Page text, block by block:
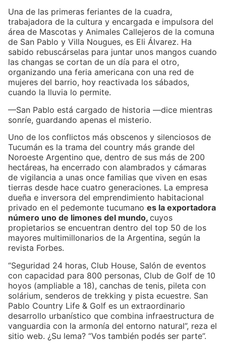
Una de las primeras feriantes de la cuadra,
trabajadora de la cultura y encargada e impulsora del
área de Mascotas y Animales Callejeros de la comuna
de San Pablo y Villa Nougues, es Eli Álvarez. Ha
sabido rebuscárselas para juntar unos mangos cuando
las changas se cortan de un día para el otro,
organizando una feria americana con una red de
mujeres del barrio, hoy reactivada los sábados,
cuando la lluvia lo permite.
—San Pablo está cargado de historia —dice mientras
sonríe, guardando apenas el misterio.
Uno de los conflictos más obscenos y silenciosos de
Tucumán es la trama del country más grande del
Noroeste Argentino que, dentro de sus más de 200
hectáreas, ha encerrado con alambrados y cámaras
de vigilancia a unas once familias que viven en esas
tierras desde hace cuatro generaciones. La empresa
dueña e inversora del emprendimiento habitacional
privado en el pedemonte tucumano es la exportadora
número uno de limones del mundo, cuyos
propietarios se encuentran dentro del top 50 de los
mayores multimillonarios de la Argentina, según la
revista Forbes.
“Seguridad 24 horas, Club House, Salón de eventos
con capacidad para 800 personas, Club de Golf de 10
hoyos (ampliable a 18), canchas de tenis, pileta con
solárium, senderos de trekking y pista ecuestre. San
Pablo Country Life & Golf es un extraordinario
desarrollo urbanístico que combina infraestructura de
vanguardia con la armonía del entorno natural”, reza el
sitio web. ¿Su lema? “Vos también podés ser parte”.